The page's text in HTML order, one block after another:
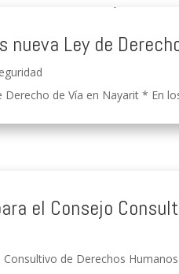
Ley de
de Vía en Nayarit * En
el Consejo
de Derechos